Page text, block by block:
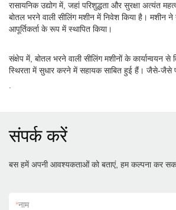
रासायनिक उद्योग में, जहां परिशुद्धता और सुरक्षा अत्यंत
बोतल भरने वाली सीलिंग मशीन में निवेश किया है। मशीन
आपूर्तिकर्ता के रूप में स्थापित किया।
संक्षेप में, बोतल भरने वाली सीलिंग मशीनों के कार्यान्वयन
स्थिरता में सुधार करने में सहायक साबित हुई हैं। जैसे-जैसे
संपर्क करें
बस हमें अपनी आवश्यकताओं को बताएं, हम कल्पना कर
*नाम